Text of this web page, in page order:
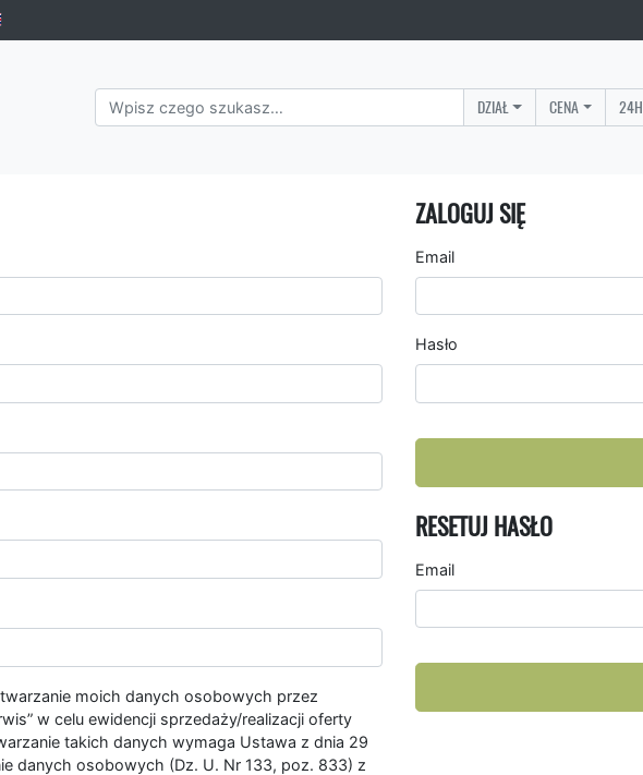
DZIAŁ CENA
moich danych osobowych przez
w celu ewidencji sprzedaży/realizacji oferty
takich danych wymaga Ustawa z dnia 29
danych osobowych (Dz. U. Nr 133, poz. 833) z
ZALOGUJ SIĘ
Email
Hasło
RESETUJ HASŁO
Email